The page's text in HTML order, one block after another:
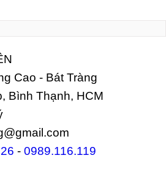
Cao - Bát Tràng
Bình Thạnh, HCM
- 0989.116.119